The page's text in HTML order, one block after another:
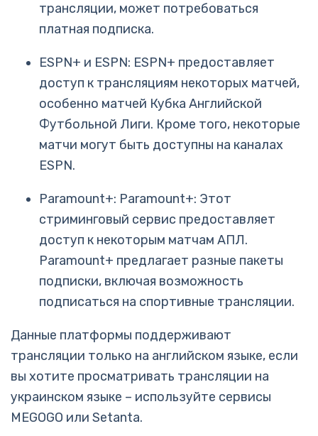
трансляции, может потребоваться
платная подписка.
ESPN+ и ESPN: ESPN+ предоставляет
доступ к трансляциям некоторых матчей,
особенно матчей Кубка Английской
Футбольной Лиги. Кроме того, некоторые
матчи могут быть доступны на каналах
ESPN.
Paramount+: Paramount+: Этот
стриминговый сервис предоставляет
доступ к некоторым матчам АПЛ.
Paramount+ предлагает разные пакеты
подписки, включая возможность
подписаться на спортивные трансляции.
Данные платформы поддерживают
трансляции только на английском языке, если
вы хотите просматривать трансляции на
украинском языке – используйте сервисы
MEGOGO или Setanta.